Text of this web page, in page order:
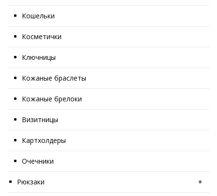
Кошельки
Косметички
Ключницы
Кожаные браслеты
Кожаные брелоки
Визитницы
Картхолдеры
Очечники
Рюкзаки +